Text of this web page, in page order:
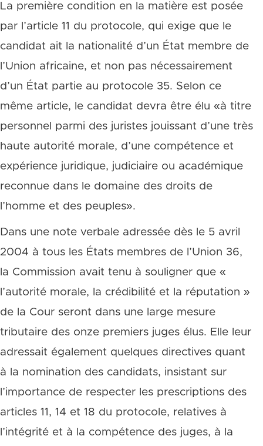
La première condition en la matière est posée
par l’article 11 du protocole, qui exige que le
candidat ait la nationalité d’un État membre de
l’Union africaine, et non pas nécessairement
d’un État partie au protocole 35. Selon ce
même article, le candidat devra être élu «à titre
personnel parmi des juristes jouissant d’une très
haute autorité morale, d’une compétence et
expérience juridique, judiciaire ou académique
reconnue dans le domaine des droits de
l’homme et des peuples».
Dans une note verbale adressée dès le 5 avril
2004 à tous les États membres de l’Union 36,
la Commission avait tenu à souligner que «
l’autorité morale, la crédibilité et la réputation »
de la Cour seront dans une large mesure
tributaire des onze premiers juges élus. Elle leur
adressait également quelques directives quant
à la nomination des candidats, insistant sur
l’importance de respecter les prescriptions des
articles 11, 14 et 18 du protocole, relatives à
l’intégrité et à la compétence des juges, à la